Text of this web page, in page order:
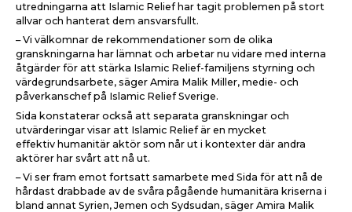
utredningarna att Islamic Relief har tagit problemen på stort
allvar och hanterat dem ansvarsfullt.
– Vi välkomnar de rekommendationer som de olika
granskningarna har lämnat och arbetar nu vidare med interna
åtgärder för att stärka Islamic Relief-familjens styrning och
värdegrundsarbete, säger Amira Malik Miller, medie- och
påverkanschef på Islamic Relief Sverige.
Sida konstaterar också att separata granskningar och
utvärderingar visar att Islamic Relief är en mycket
effektiv humanitär aktör som når ut i kontexter där andra
aktörer har svårt att nå ut.
– Vi ser fram emot fortsatt samarbete med Sida för att nå de
hårdast drabbade av de svåra pågående humanitära kriserna i
bland annat Syrien, Jemen och Sydsudan, säger Amira Malik